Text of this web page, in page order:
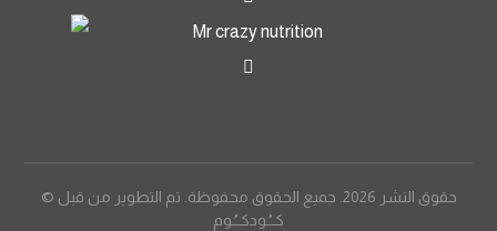
© حقوق النشر 2026. جميع الحقوق محفوظة. تم التطوير من قبل
كــُـودكــُـوم